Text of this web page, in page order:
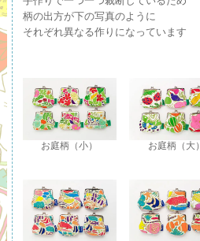
柄の出方が下の写真のように
それぞれ異なる作りになっています
お庭柄（小） お庭柄（大）